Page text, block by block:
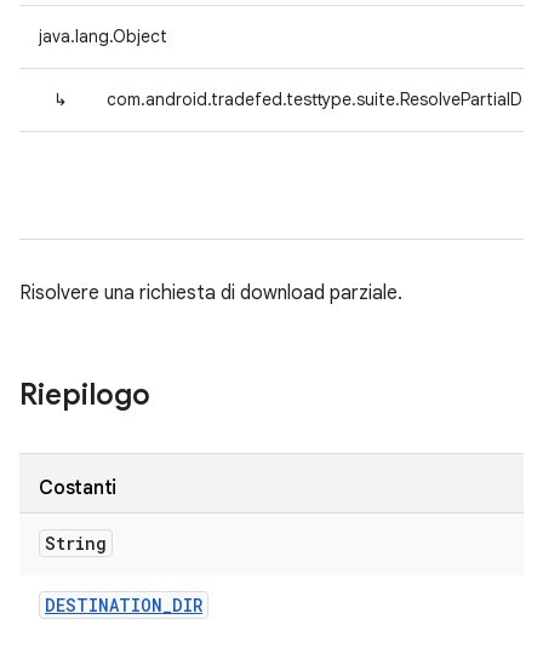
java.lang.Object
↳
Risolvere una richiesta di download parziale.
Riepilogo
Costanti
String
DESTINATION_DIR